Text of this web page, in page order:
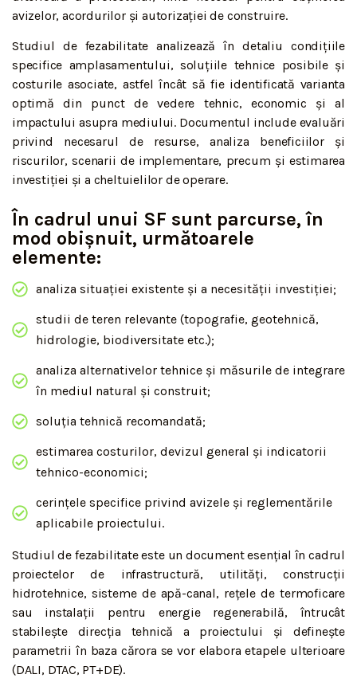
avizelor, acordurilor și autorizației de construire.
Studiul de fezabilitate analizează în detaliu condițiile
specifice amplasamentului, soluțiile tehnice posibile și
costurile asociate, astfel încât să fie identificată varianta
optimă din punct de vedere tehnic, economic și al
impactului asupra mediului. Documentul include evaluări
privind necesarul de resurse, analiza beneficiilor și
riscurilor, scenarii de implementare, precum și estimarea
investiției și a cheltuielilor de operare.
În cadrul unui SF sunt parcurse, în
mod obișnuit, următoarele
elemente:
analiza situației existente și a necesității investiției;
studii de teren relevante (topografie, geotehnică,
hidrologie, biodiversitate etc.);
analiza alternativelor tehnice și măsurile de integrare
în mediul natural și construit;
soluția tehnică recomandată;
estimarea costurilor, devizul general și indicatorii
tehnico-economici;
cerințele specifice privind avizele și reglementările
aplicabile proiectului.
Studiul de fezabilitate este un document esențial în cadrul
proiectelor de infrastructură, utilități, construcții
hidrotehnice, sisteme de apă-canal, rețele de termoficare
sau instalații pentru energie regenerabilă, întrucât
stabilește direcția tehnică a proiectului și definește
parametrii în baza cărora se vor elabora etapele ulterioare
(DALI, DTAC, PT+DE).